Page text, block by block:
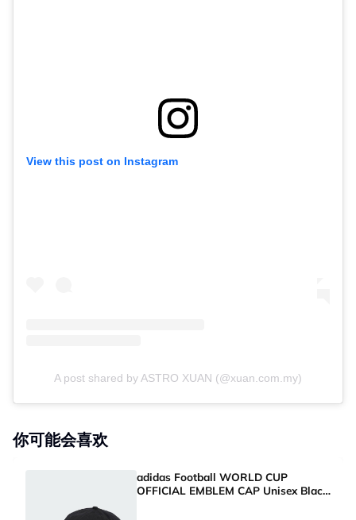
View this post on Instagram
A post shared by ASTRO XUAN (@xuan.com.my)
你可能会喜欢
adidas Football WORLD CUP
OFFICIAL EMBLEM CAP Unisex Black